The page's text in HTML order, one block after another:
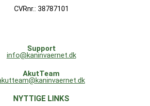
CVRnr.: 38787101
Support
info@kaninvaernet.dk
AkutTeam
NYTTIGE LINKS